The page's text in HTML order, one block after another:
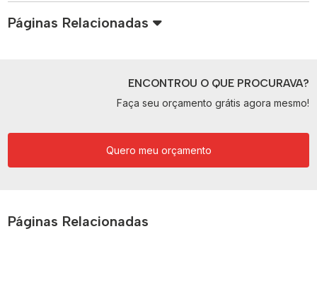
Páginas Relacionadas
ENCONTROU O QUE PROCURAVA?
Faça seu orçamento grátis agora mesmo!
Quero meu orçamento
Páginas Relacionadas